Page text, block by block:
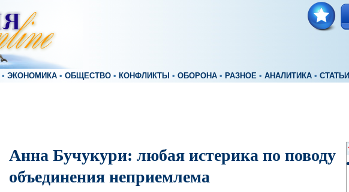
• ЭКОНОМИКА • ОБЩЕСТВО • КОНФЛИКТЫ • ОБОРОНА • РАЗНОЕ • АНАЛИТИКА • СТАТЬИ
Анна Бучукури: любая истерика по поводу
объединения неприемлема